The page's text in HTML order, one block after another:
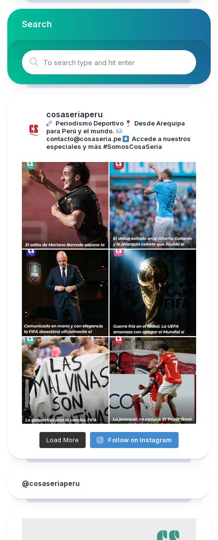
Search
cosaseriaperu
Periodismo Deportivo
Desde Arequipa
para Perú y el mundo.
contacto@cosaseria.pe
Accede a nuestros
especiales y más #SomosCosaSeria
Load More Follow on Instagram
@cosaseriaperu